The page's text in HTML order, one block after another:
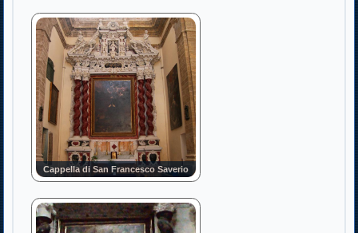
Cappella di San Francesco Saverio